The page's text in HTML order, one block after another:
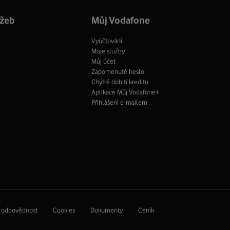
Můj Vodafone
Vyúčtování
Moje služby
Můj účet
Zapomenuté heslo
Chytré dobití kreditu
Aplikace Můj Vodafone+
Přihlášení e-mailem
Cookies Dokumenty Ceník